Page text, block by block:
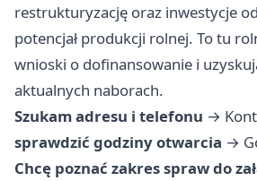
restrukturyzację oraz inwestycje
potencjał produkcji rolnej. To tu
wnioski o dofinansowanie i
aktualnych naborach.
Szukam adresu i telefonu →
sprawdzić godziny otwarcia →
Chcę poznać zakres spraw do